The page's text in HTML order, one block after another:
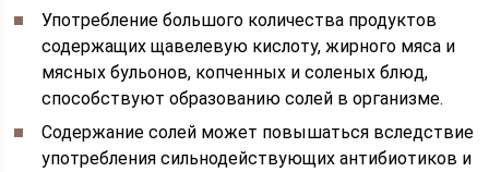
Употребление большого количества продуктов
содержащих щавелевую кислоту, жирного мяса и
мясных бульонов, копченных и соленых блюд,
способствуют образованию солей в организме.
Содержание солей может повышаться вследствие
употребления сильнодействующих антибиотиков и